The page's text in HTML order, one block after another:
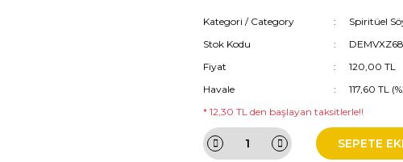
Kategori / Category Spiritüel
Stok Kodu
DEMVXZ68
Fiyat
120,00 TL
Havale
117,60 TL
* 12,30 TL den başlayan taksitlerle!!
SEPETE